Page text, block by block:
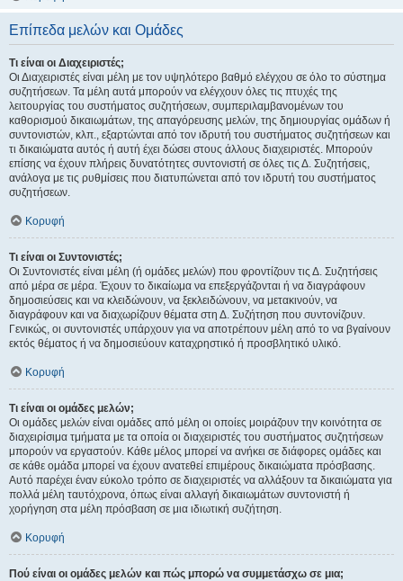
Επίπεδα μελών και Ομάδες
Τι είναι οι Διαχειριστές;
Οι Διαχειριστές είναι μέλη με τον υψηλότερο βαθμό ελέγχου σε όλο το σύστημα
συζητήσεων. Τα μέλη αυτά μπορούν να ελέγχουν όλες τις πτυχές της
λειτουργίας του συστήματος συζητήσεων, συμπεριλαμβανομένων του
καθορισμού δικαιωμάτων, της απαγόρευσης μελών, της δημιουργίας ομάδων ή
συντονιστών, κλπ., εξαρτώνται από τον ιδρυτή του συστήματος συζητήσεων και
τι δικαιώματα αυτός ή αυτή έχει δώσει στους άλλους διαχειριστές. Μπορούν
επίσης να έχουν πλήρεις δυνατότητες συντονιστή σε όλες τις Δ. Συζητήσεις,
ανάλογα με τις ρυθμίσεις που διατυπώνεται από τον ιδρυτή του συστήματος
συζητήσεων.
Κορυφή
Τι είναι οι Συντονιστές;
Οι Συντονιστές είναι μέλη (ή ομάδες μελών) που φροντίζουν τις Δ. Συζητήσεις
από μέρα σε μέρα. Έχουν το δικαίωμα να επεξεργάζονται ή να διαγράφουν
δημοσιεύσεις και να κλειδώνουν, να ξεκλειδώνουν, να μετακινούν, να
διαγράφουν και να διαχωρίζουν θέματα στη Δ. Συζήτηση που συντονίζουν.
Γενικώς, οι συντονιστές υπάρχουν για να αποτρέπουν μέλη από το να βγαίνουν
εκτός θέματος ή να δημοσιεύουν καταχρηστικό ή προσβλητικό υλικό.
Κορυφή
Τι είναι οι ομάδες μελών;
Οι ομάδες μελών είναι ομάδες από μέλη οι οποίες μοιράζουν την κοινότητα σε
διαχειρίσιμα τμήματα με τα οποία οι διαχειριστές του συστήματος συζητήσεων
μπορούν να εργαστούν. Κάθε μέλος μπορεί να ανήκει σε διάφορες ομάδες και
σε κάθε ομάδα μπορεί να έχουν ανατεθεί επιμέρους δικαιώματα πρόσβασης.
Αυτό παρέχει έναν εύκολο τρόπο σε διαχειριστές να αλλάξουν τα δικαιώματα για
πολλά μέλη ταυτόχρονα, όπως είναι αλλαγή δικαιωμάτων συντονιστή ή
χορήγηση στα μέλη πρόσβαση σε μια ιδιωτική συζήτηση.
Κορυφή
Πού είναι οι ομάδες μελών και πώς μπορώ να συμμετάσχω σε μια;